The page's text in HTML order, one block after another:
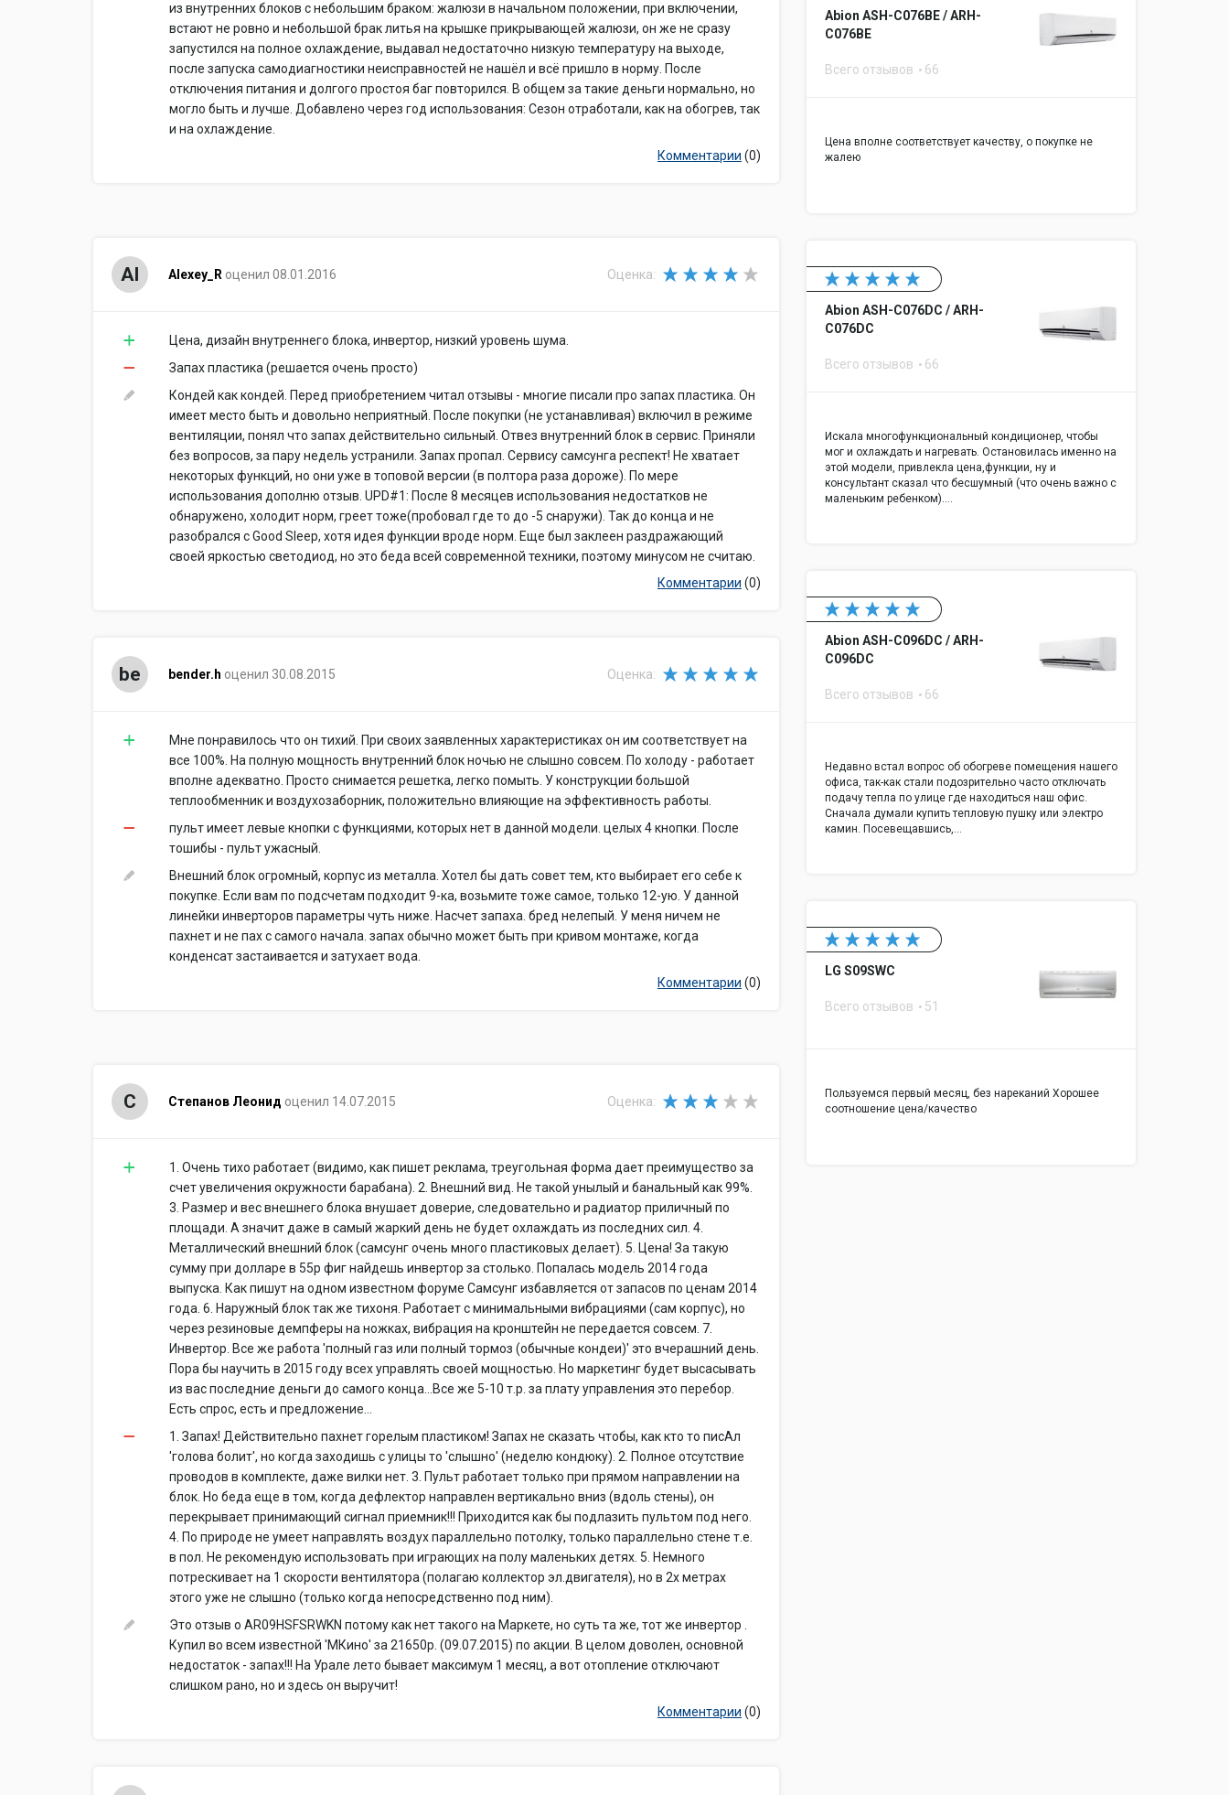
из внутренних блоков с небольшим браком: жалюзи в начальном положении, при включении,
встают не ровно и небольшой брак литья на крышке прикрывающей жалюзи, он же не сразу
запустился на полное охлаждение, выдавал недостаточно низкую температуру на выходе,
после запуска самодиагностики неисправностей не нашёл и всё пришло в норму. После
отключения питания и долгого простоя баг повторился. В общем за такие деньги нормально, но
могло быть и лучше. Добавлено через год использования: Сезон отработали, как на обогрев, так
и на охлаждение.
Комментарии (0)
Al Alexey_R оценил 08.01.2016 Оценка:
Цена, дизайн внутреннего блока, инвертор, низкий уровень шума.
Запах пластика (решается очень просто)
Кондей как кондей. Перед приобретением читал отзывы - многие писали про запах пластика. Он
имеет место быть и довольно неприятный. После покупки (не устанавливая) включил в режиме
вентиляции, понял что запах действительно сильный. Отвез внутренний блок в сервис. Приняли
без вопросов, за пару недель устранили. Запах пропал. Сервису самсунга респект! Не хватает
некоторых функций, но они уже в топовой версии (в полтора раза дороже). По мере
использования дополню отзыв. UPD#1: После 8 месяцев использования недостатков не
обнаружено, холодит норм, греет тоже(пробовал где то до -5 снаружи). Так до конца и не
разобрался с Good Sleep, хотя идея функции вроде норм. Еще был заклеен раздражающий
своей яркостью светодиод, но это беда всей современной техники, поэтому минусом не считаю.
Комментарии (0)
be bender.h оценил 30.08.2015 Оценка:
Мне понравилось что он тихий. При своих заявленных характеристиках он им соответствует на
все 100%. На полную мощность внутренний блок ночью не слышно совсем. По холоду - работает
вполне адекватно. Просто снимается решетка, легко помыть. У конструкции большой
теплообменник и воздухозаборник, положительно влияющие на эффективность работы.
пульт имеет левые кнопки с функциями, которых нет в данной модели. целых 4 кнопки. После
тошибы - пульт ужасный.
Внешний блок огромный, корпус из металла. Хотел бы дать совет тем, кто выбирает его себе к
покупке. Если вам по подсчетам подходит 9-ка, возьмите тоже самое, только 12-ую. У данной
линейки инверторов параметры чуть ниже. Насчет запаха. бред нелепый. У меня ничем не
пахнет и не пах с самого начала. запах обычно может быть при кривом монтаже, когда
конденсат застаивается и затухает вода.
Комментарии (0)
С Степанов Леонид оценил 14.07.2015 Оценка:
1. Очень тихо работает (видимо, как пишет реклама, треугольная форма дает преимущество за
счет увеличения окружности барабана). 2. Внешний вид. Не такой унылый и банальный как 99%.
3. Размер и вес внешнего блока внушает доверие, следовательно и радиатор приличный по
площади. А значит даже в самый жаркий день не будет охлаждать из последних сил. 4.
Металлический внешний блок (самсунг очень много пластиковых делает). 5. Цена! За такую
сумму при долларе в 55р фиг найдешь инвертор за столько. Попалась модель 2014 года
выпуска. Как пишут на одном известном форуме Самсунг избавляется от запасов по ценам 2014
года. 6. Наружный блок так же тихоня. Работает с минимальными вибрациями (сам корпус), но
через резиновые демпферы на ножках, вибрация на кронштейн не передается совсем. 7.
Инвертор. Все же работа 'полный газ или полный тормоз (обычные кондеи)' это вчерашний день.
Пора бы научить в 2015 году всех управлять своей мощностью. Но маркетинг будет высасывать
из вас последние деньги до самого конца...Все же 5-10 т.р. за плату управления это перебор.
Есть спрос, есть и предложение...
1. Запах! Действительно пахнет горелым пластиком! Запах не сказать чтобы, как кто то писАл
'голова болит', но когда заходишь с улицы то 'слышно' (неделю кондюку). 2. Полное отсутствие
проводов в комплекте, даже вилки нет. 3. Пульт работает только при прямом направлении на
блок. Но беда еще в том, когда дефлектор направлен вертикально вниз (вдоль стены), он
перекрывает принимающий сигнал приемник!!! Приходится как бы подлазить пультом под него.
4. По природе не умеет направлять воздух параллельно потолку, только параллельно стене т.е.
в пол. Не рекомендую использовать при играющих на полу маленьких детях. 5. Немного
потрескивает на 1 скорости вентилятора (полагаю коллектор эл.двигателя), но в 2х метрах
этого уже не слышно (только когда непосредственно под ним).
Это отзыв о AR09HSFSRWKN потому как нет такого на Маркете, но суть та же, тот же инвертор .
Купил во всем известной 'МКино' за 21650р. (09.07.2015) по акции. В целом доволен, основной
недостаток - запах!!! На Урале лето бывает максимум 1 месяц, а вот отопление отключают
слишком рано, но и здесь он выручит!
Комментарии (0)
Abion ASH-C076BE / ARH-
C076BE
Всего отзывов 66
Цена вполне соответствует качеству, о покупке не
жалею
Abion ASH-C076DC / ARH-
C076DC
Всего отзывов 66
Искала многофункциональный кондиционер, чтобы
мог и охлаждать и нагревать. Остановилась именно на
этой модели, привлекла цена,функции, ну и
консультант сказал что бесшумный (что очень важно с
маленьким ребенком).…
Abion ASH-C096DC / ARH-
C096DC
Всего отзывов 66
Недавно встал вопрос об обогреве помещения нашего
офиса, так-как стали подозрительно часто отключать
подачу тепла по улице где находиться наш офис.
Сначала думали купить тепловую пушку или электро
камин. Посевещавшись,…
LG S09SWC
Всего отзывов 51
Пользуемся первый месяц, без нареканий Хорошее
соотношение цена/качество